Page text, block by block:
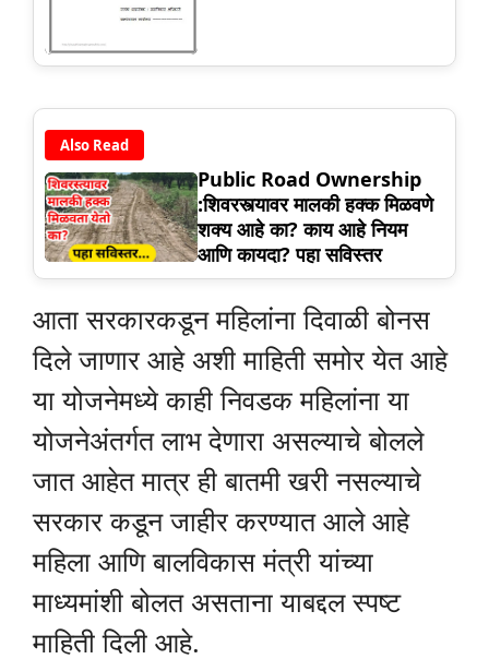
Also Read
Public Road Ownership
:शिवरस्त्यावर मालकी हक्क मिळवणे
शक्य आहे का? काय आहे नियम
आणि कायदा? पहा सविस्तर
आता सरकारकडून महिलांना दिवाळी बोनस
दिले जाणार आहे अशी माहिती समोर येत आहे
या योजनेमध्ये काही निवडक महिलांना या
योजनेअंतर्गत लाभ देणारा असल्याचे बोलले
जात आहेत मात्र ही बातमी खरी नसल्याचे
सरकार कडून जाहीर करण्यात आले आहे
महिला आणि बालविकास मंत्री यांच्या
माध्यमांशी बोलत असताना याबद्दल स्पष्ट
माहिती दिली आहे.